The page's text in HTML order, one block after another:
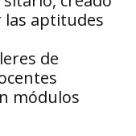
las aptitudes
de
módulos